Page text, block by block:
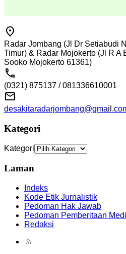
Radar Jombang (Jl Dr Setiabudi
Timur) & Radar Mojokerto (Jl R A
Sooko Mojokerto 61361)
(0321) 875137 / 081336610001
Kategori
Kategori
Laman
Indeks
Kode Etik Jurnalistik
Pedoman Hak Jawab
Pedoman Pemberitaan
Redaksi